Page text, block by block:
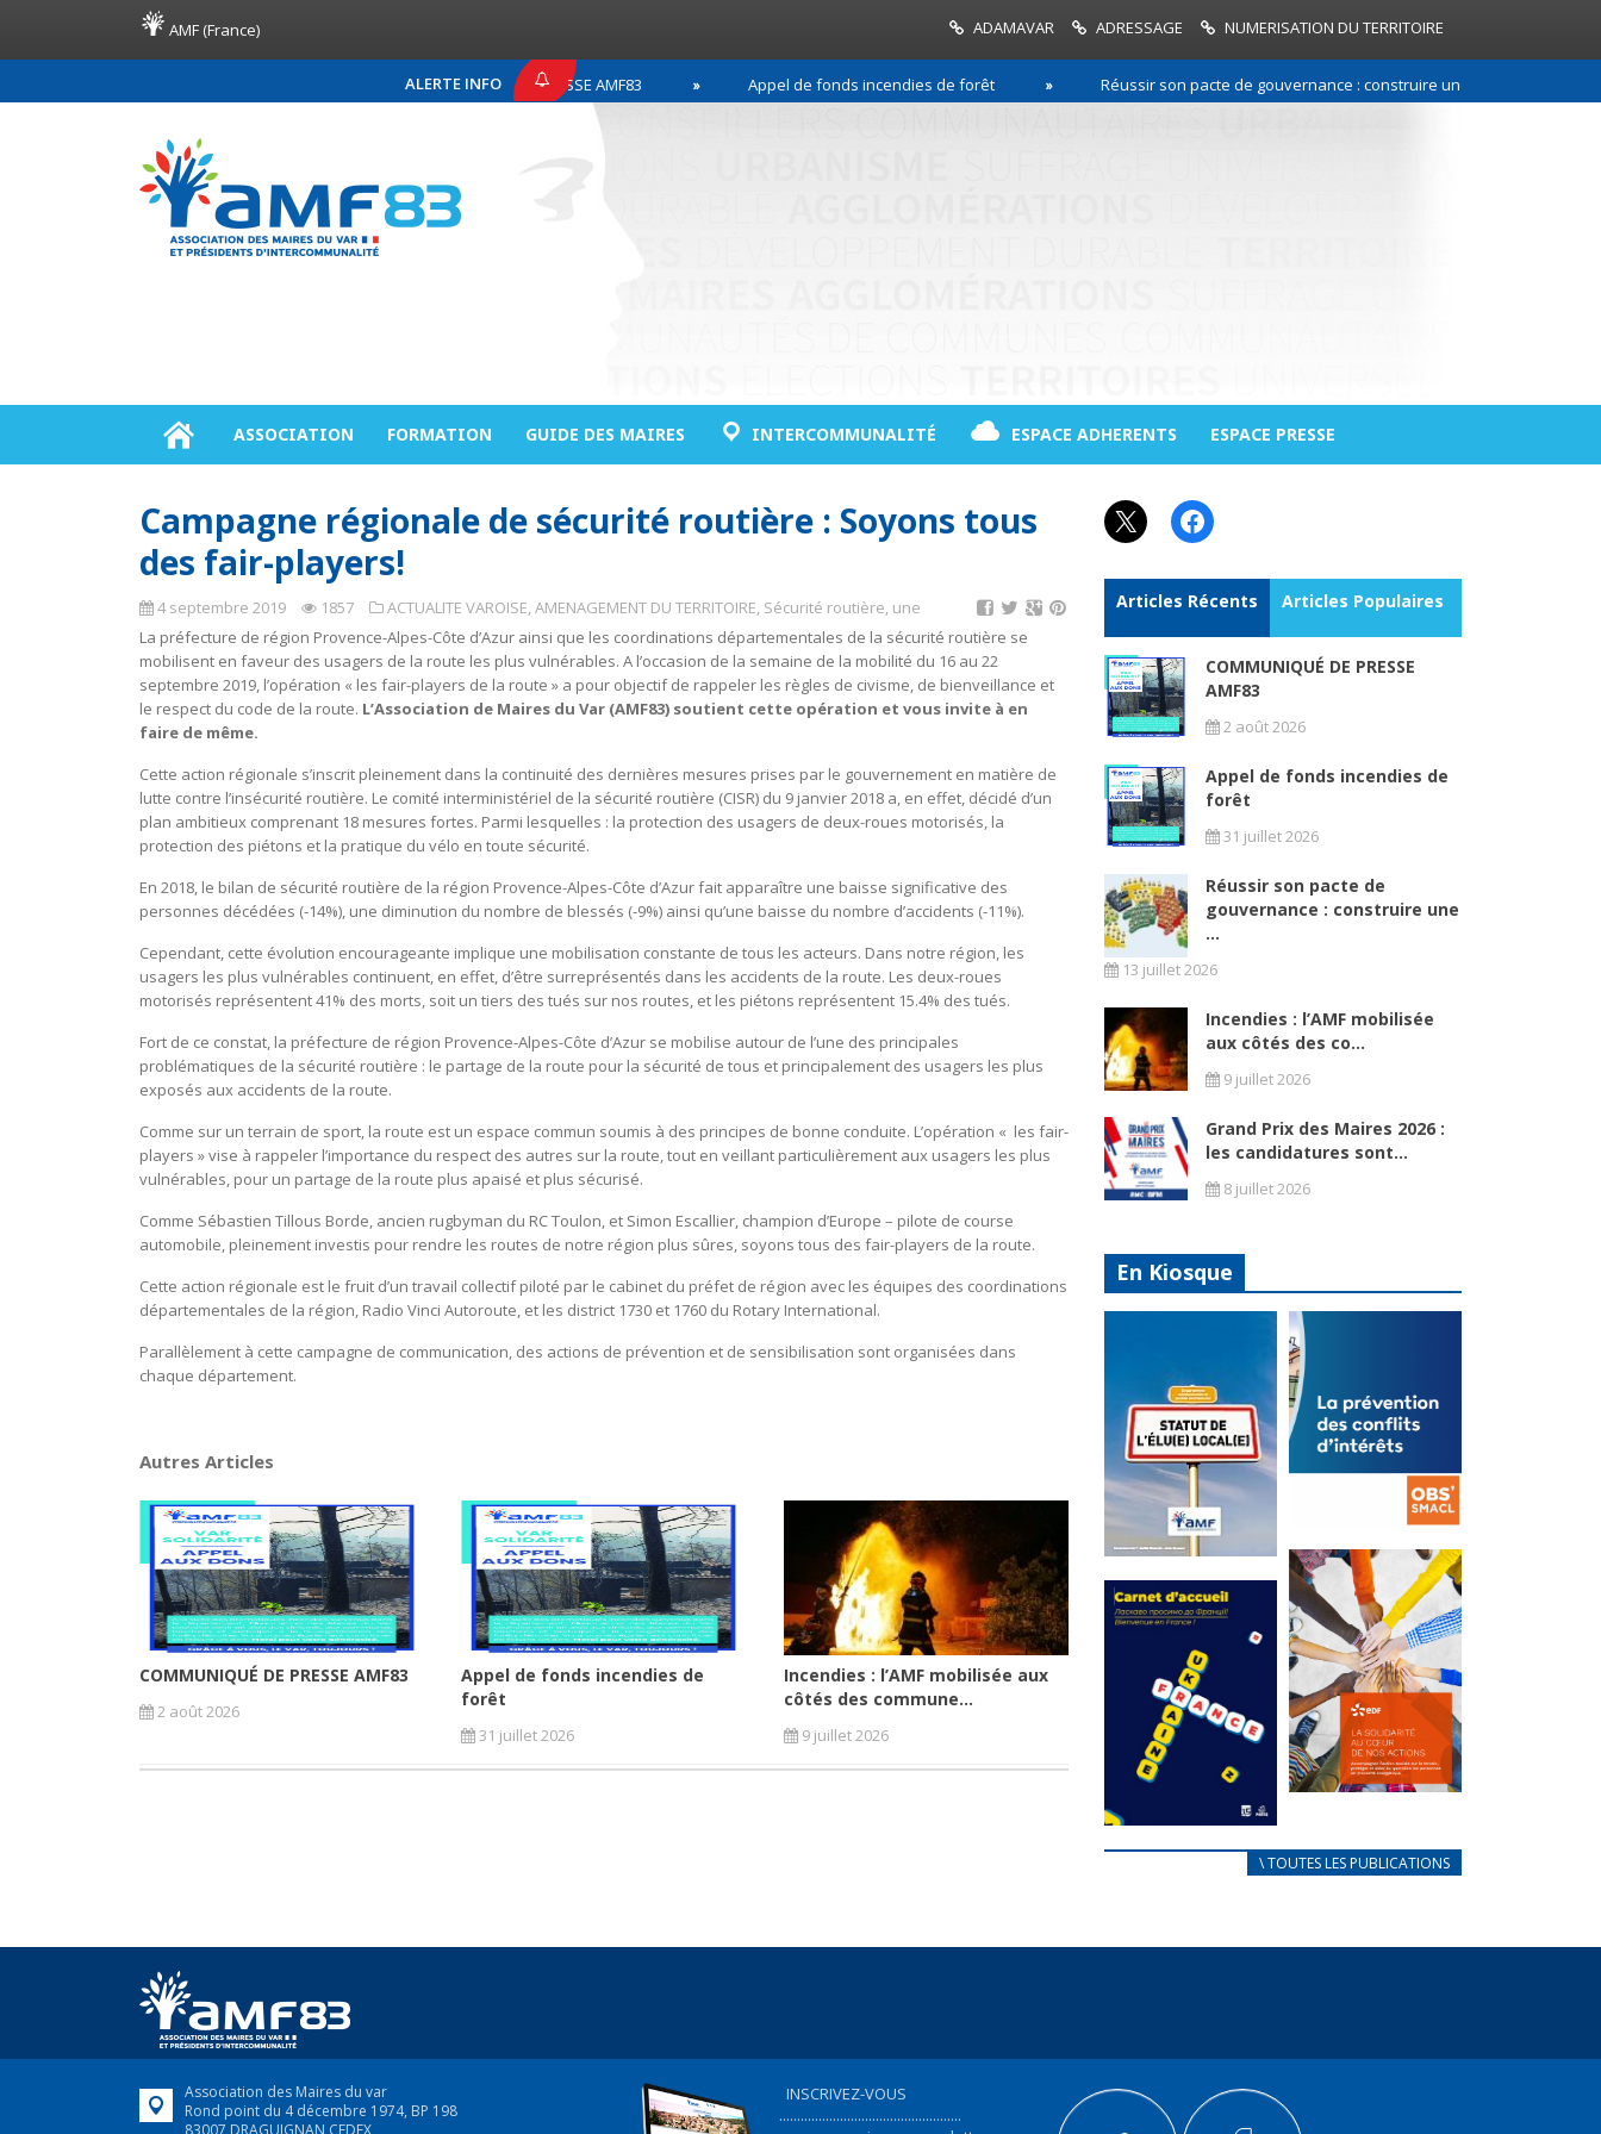
AMF (France) ADAMAVAR ADRESSAGE NUMERISATION DU TERRITOIRE
ALERTE INFO
COMMUNIQUÉ DE PRESSE AMF83 Appel de fonds incendies de forêt Réussir son pacte de gouvernance : construire une relation de
ASSOCIATION FORMATION GUIDE DES MAIRES INTERCOMMUNALITÉ ESPACE ADHERENTS ESPACE PRESSE
Campagne régionale de sécurité routière : Soyons tous
des fair-players!
4 septembre 2019 1857 ACTUALITE VAROISE,AMENAGEMENT DU TERRITOIRE, Sécurité routière, une
La préfecture de région Provence-Alpes-Côte d’Azur ainsi que les coordinations départementales de la sécurité routière se
mobilisent en faveur des usagers de la route les plus vulnérables. A l’occasion de la semaine de la mobilité du 16 au 22
septembre 2019, l’opération « les fair-players de la route » a pour objectif de rappeler les règles de civisme, de bienveillance et
le respect du code de la route. L’Association de Maires du Var (AMF83) soutient cette opération et vous invite à en
faire de même.
Cette action régionale s’inscrit pleinement dans la continuité des dernières mesures prises par le gouvernement en matière de
lutte contre l’insécurité routière. Le comité interministériel de la sécurité routière (CISR) du 9 janvier 2018 a, en effet, décidé d’un
plan ambitieux comprenant 18 mesures fortes. Parmi lesquelles : la protection des usagers de deux-roues motorisés, la
protection des piétons et la pratique du vélo en toute sécurité.
En 2018, le bilan de sécurité routière de la région Provence-Alpes-Côte d’Azur fait apparaître une baisse significative des
personnes décédées (-14%), une diminution du nombre de blessés (-9%) ainsi qu’une baisse du nombre d’accidents (-11%).
Cependant, cette évolution encourageante implique une mobilisation constante de tous les acteurs. Dans notre région, les
usagers les plus vulnérables continuent, en effet, d’être surreprésentés dans les accidents de la route. Les deux-roues
motorisés représentent 41% des morts, soit un tiers des tués sur nos routes, et les piétons représentent 15.4% des tués.
Fort de ce constat, la préfecture de région Provence-Alpes-Côte d’Azur se mobilise autour de l’une des principales
problématiques de la sécurité routière : le partage de la route pour la sécurité de tous et principalement des usagers les plus
exposés aux accidents de la route.
Comme sur un terrain de sport, la route est un espace commun soumis à des principes de bonne conduite. L’opération « les fair-
players » vise à rappeler l’importance du respect des autres sur la route, tout en veillant particulièrement aux usagers les plus
vulnérables, pour un partage de la route plus apaisé et plus sécurisé.
Comme Sébastien Tillous Borde, ancien rugbyman du RC Toulon, et Simon Escallier, champion d’Europe – pilote de course
automobile, pleinement investis pour rendre les routes de notre région plus sûres, soyons tous des fair-players de la route.
Cette action régionale est le fruit d’un travail collectif piloté par le cabinet du préfet de région avec les équipes des coordinations
départementales de la région, Radio Vinci Autoroute, et les district 1730 et 1760 du Rotary International.
Parallèlement à cette campagne de communication, des actions de prévention et de sensibilisation sont organisées dans
chaque département.
Autres Articles
COMMUNIQUÉ DE PRESSE AMF83
2 août 2026
Appel de fonds incendies de
forêt
31 juillet 2026
Incendies : l’AMF mobilisée aux
côtés des commune...
9 juillet 2026
X Facebook
Articles Récents Articles Populaires
COMMUNIQUÉ DE PRESSE
AMF83
2 août 2026
Appel de fonds incendies de
forêt
31 juillet 2026
Réussir son pacte de
gouvernance : construire une
...
13 juillet 2026
Incendies : l’AMF mobilisée
aux côtés des co...
9 juillet 2026
Grand Prix des Maires 2026 :
les candidatures sont...
8 juillet 2026
En Kiosque
Statut de
l’élu local
Mise à jour avril
2024
FEUILLETER
La
prévention
des conflits
d’intérêts
18 septembre 2023
FEUILLETER
au coeur de
nos actions
en France,...
FEUILLETER
\ TOUTES LES PUBLICATIONS
Association des Maires du var
Rond point du 4 décembre 1974, BP 198
83007 DRAGUIGNAN CEDEX
INSCRIVEZ-VOUS
...................................................